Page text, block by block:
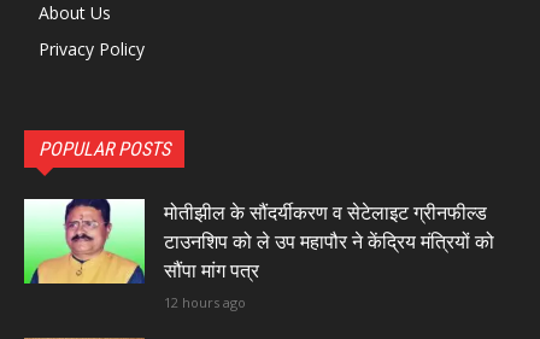
About Us
Privacy Policy
POPULAR POSTS
मोतीझील के सौंदर्यीकरण व सेटेलाइट ग्रीनफील्ड
टाउनशिप को ले उप महापौर ने केंद्रिय मंत्रियों को
सौंपा मांग पत्र
12 hours ago